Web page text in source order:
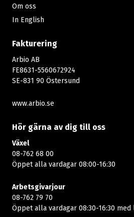
Om oss
In English
Fakturering
Arbio AB
FE8631-5560672924
SE-831 90 Östersund
www.arbio.se
Hör gärna av dig till oss
Växel
08-762 68 00
Öppet alla vardagar 08:00-16:30​​
Arbetsgivarjour
08-762 79 70
Öppet alla vardagar 08:30-16:30 med